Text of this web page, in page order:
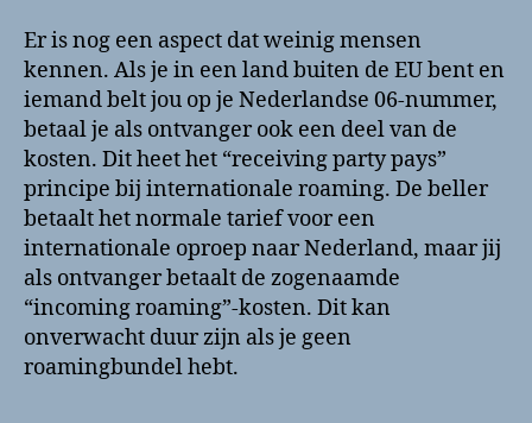
Er is nog een aspect dat weinig mensen
kennen. Als je in een land buiten de EU bent en
iemand belt jou op je Nederlandse 06-nummer,
betaal je als ontvanger ook een deel van de
kosten. Dit heet het “receiving party pays”
principe bij internationale roaming. De beller
betaalt het normale tarief voor een
internationale oproep naar Nederland, maar jij
als ontvanger betaalt de zogenaamde
“incoming roaming”-kosten. Dit kan
onverwacht duur zijn als je geen
roamingbundel hebt.